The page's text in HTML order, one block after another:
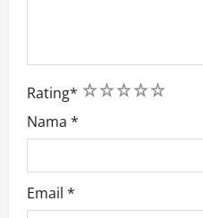
Rating* 5
4
3
2
1
Nama *
Email *